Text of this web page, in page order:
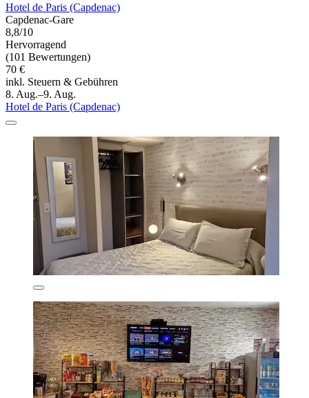
Hotel de Paris (Capdenac)
Capdenac-Gare
8,8/10
Hervorragend
(101 Bewertungen)
70 €
inkl. Steuern & Gebühren
8. Aug.–9. Aug.
Hotel de Paris (Capdenac)